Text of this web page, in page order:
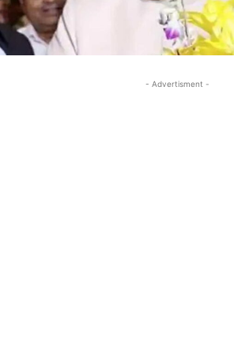
- Advertisment -